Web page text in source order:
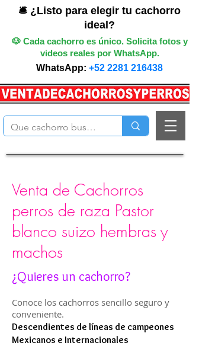
🛎️ ¿Listo para elegir tu cachorro
ideal?
🐶 Cada cachorro es único. Solicita fotos y
videos reales por WhatsApp.
WhatsApp: +52 2281 216438
Venta de Cachorros
perros de raza Pastor
blanco suizo hembras y
machos
¿Quieres un cachorro?
Conoce los cachorros sencillo seguro y
conveniente.
Descendientes de líneas de campeones
Mexicanos e Internacionales